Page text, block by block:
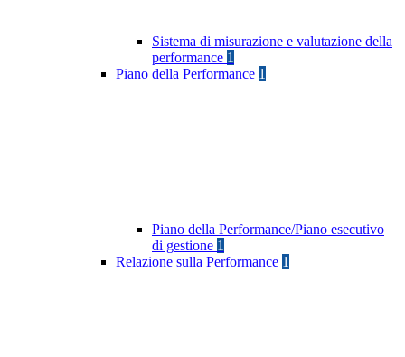
Sistema di misurazione e valutazione della
performance 1
Piano della Performance 1
Piano della Performance/Piano esecutivo
di gestione 1
Relazione sulla Performance 1